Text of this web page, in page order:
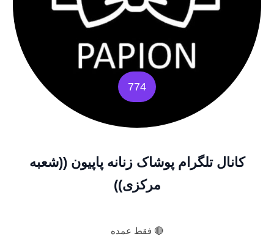
774
کانال تلگرام پوشاک زنانه پاپیون ((شعبه
مرکزی))
🔴 فقط عمده